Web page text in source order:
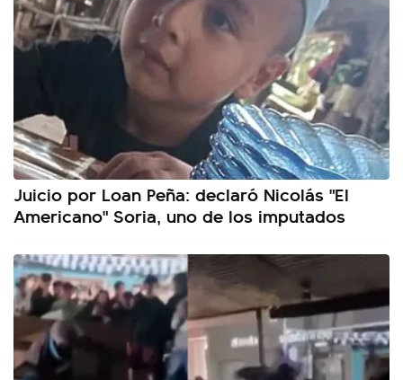
Juicio por Loan Peña: declaró Nicolás "El
Americano" Soria, uno de los imputados